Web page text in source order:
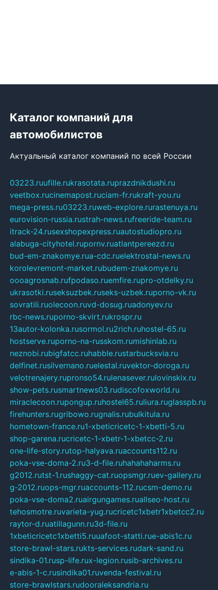
Каталог компаний для
автомобилистов
Актуальный каталог компаний по всей России
03223.ruufille.rukrasotata.ruprazdnikdushi.ru
veetbox.rucinemapost.ruciam-fr.rukraft-you.ru
mega-press.ru03223.ruweb-explore.rurastenuya.ru
eurovision-russia.rustrah-news.rufreeride-team.ru
itrack-24.rusexshopexpress.ruautostudiopro.ru
alabuga-cityhotel.rupornv.ruatlantpereezd.ru
bud-em-znakomye.rua-cdc.ruelektrostal-news.ru
korolevremont-market.rubudem-znakomye.ru
oooagrosnab.rufpodaso.ruemfire.rupro-otdelky.ru
ukrasotki.ruseksuzbek.ruseks-uzbek.ruporno-vk.ru
sovratili.ruolecoon.ruvd-dosug.ruadonyev.ru
rbc-news.ruporno-skvirt.rukrospr.ru
13autor-kolonka.rusormol.ru2rich.ruhostel-65.ru
hostserve.ruporno-na-russkom.rumishinlab.ru
neznobi.rubigfatcc.ruhabble.rustarbucksvia.ru
delfinet.rusilvernano.ruelestal.ruvektor-doroga.ru
velotrenajery.rupronso54.rulenasever.rulovinskix.ru
show-pets.rusmartnews03.rudiscofoxworld.ru
miraclecoon.rupongup.ruhostel65.ruliura.ruglasspb.ru
firehunters.rugribowo.rugnalis.rubulkitula.ru
hometown-france.ru1-xbeticricetc-1-xbetti-5.ru
shop-garena.rucricetc-1-xbetr-1-xbetcc-2.ru
one-life-story.rutop-halyava.ruaccounts112.ru
poka-vse-doma-2.ru3-d-file.ruhahahaharms.ru
g2012.rutst-1.rushaggy-cat.ruopsmgr.ruev-gallery.ru
g-2012.ruops-mgr.ruaccounts-112.rucsm-demo.ru
poka-vse-doma2.ruairgungames.ruallseo-host.ru
tehosmotre.ruvarieta-yug.rucricetc1xbetr1xbetcc2.ru
raytor-d.ruatillagunn.ru3d-file.ru
1xbeticricetc1xbetti5.ruuafoot-statti.rue-abis1c.ru
store-brawl-stars.rukts-services.rudark-sand.ru
sindika-01.rusp-life.rux-legion.rusib-archives.ru
e-abis-1-c.rusindika01.ruvenda-festival.ru
store-brawlstars.rudooraleksandria.ru